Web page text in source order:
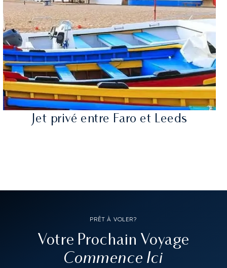
Jet privé entre Faro et Leeds
PRÊT À VOLER?
Votre Prochain Voyage
Commence Ici